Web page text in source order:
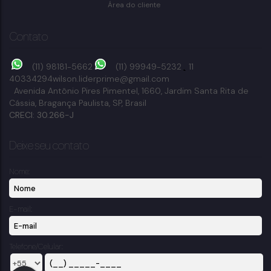
Área do cliente
Contato
(11) 98181-5662 (11) 99949-5232
11
40334294wilson.liderprime@gmail.com
Avenida Antônio Pires Pimentel, 1660, Jardim Santa Rita de
Cássia, Bragança Paulista, SP, Brasil
CRECI: 30.266-J
Deixe seu contato
Nome:
E-mail:
Telefone/Celular: